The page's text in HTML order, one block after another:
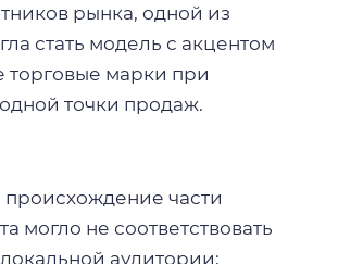
рынка, одной из
стать модель с акцентом
торговые марки при
точки продаж.
части
могло не соответствовать
аудитории;